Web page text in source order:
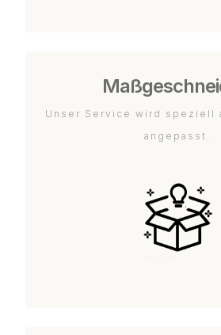
Unser Service wird speziell
angepasst.